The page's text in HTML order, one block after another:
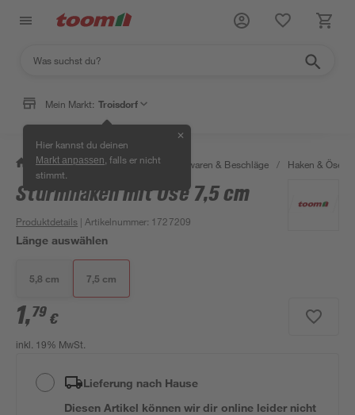
Mein Markt: Troisdorf
Hier kannst du deinen
Markt anpassen , falls er nicht
stimmt.
✕
/ Werkstatt & Maschinen / Eisenwaren & Beschläge / Haken & Ösen
Sturmhaken mit Öse 7,5 cm
Produktdetails | Artikelnummer: 1727209
Länge auswählen
5,8 cm 7,5 cm
1,79 €
inkl. 19% MwSt.
Lieferung nach Hause
Diesen Artikel können wir dir online leider nicht